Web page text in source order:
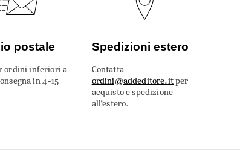
postale
ordini inferiori a
in 4-15
Spedizioni estero
Contatta
ordini@addeditore.itper
acquisto e spedizione
all’estero.